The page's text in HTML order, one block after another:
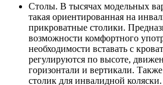
Столы. В тысячах модельных
такая ориентированная на
прикроватные столики.
возможности комфортного
необходимости вставать с
регулируются по высоте,
горизонтали и вертикали.
столик для инвалидной коляски.